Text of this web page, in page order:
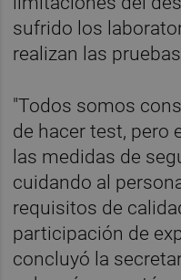
sufrido los
realizan las pruebas
"Todos somos
de hacer test, pero
las medidas de
cuidando al
requisitos de
participación de
concluyó la